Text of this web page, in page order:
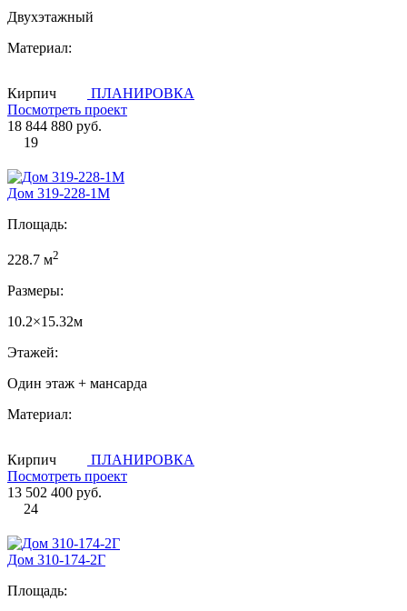
Двухэтажный
Материал:
Кирпич
ПЛАНИРОВКА
Посмотреть проект
18 844 880 руб.
19
Дом 319-228-1М
Площадь:
228.7 м2
Размеры:
10.2×15.32м
Этажей:
Один этаж + мансарда
Материал:
Кирпич
ПЛАНИРОВКА
Посмотреть проект
13 502 400 руб.
24
Дом 310-174-2Г
Площадь: